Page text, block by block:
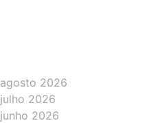
agosto 2026
julho 2026
junho 2026